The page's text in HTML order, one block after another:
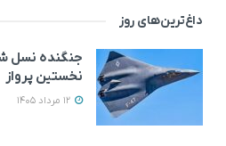
داغ‌ترین‌های روز
نخستین پرواز